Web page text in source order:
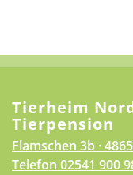
Tierheim
Tierpension
Flamschen 3b ·
Telefon 02541 900